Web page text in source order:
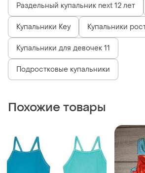
Раздельный купальник next 12 лет
Купальники Key Купальники
Купальники для девочек 11
Подростковые купальники
Похожие товары